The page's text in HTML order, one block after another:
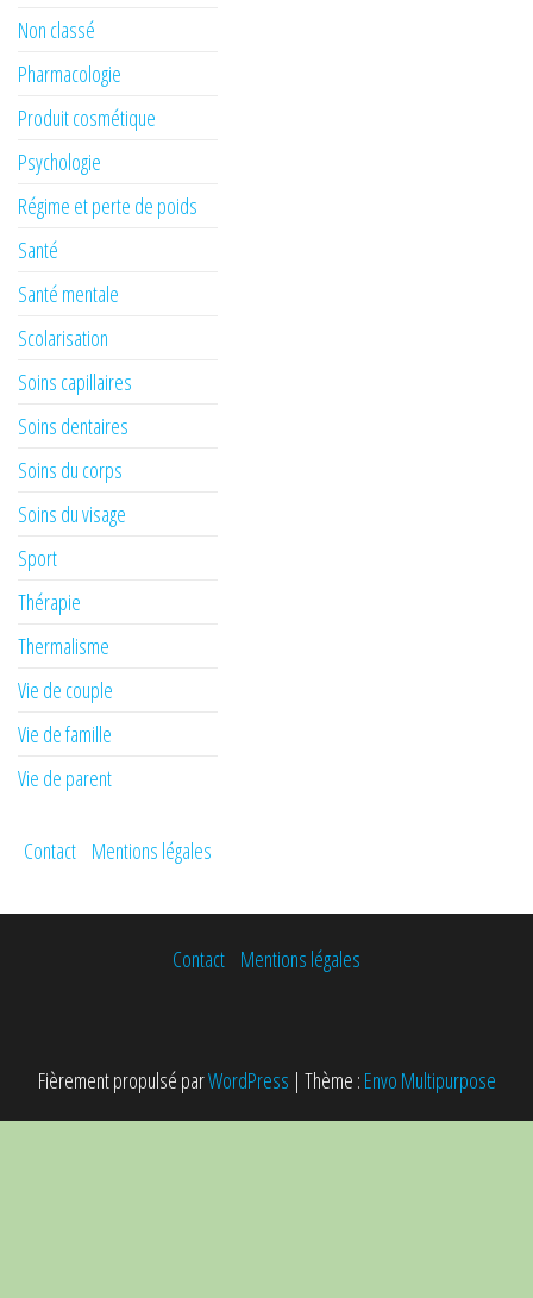
Non classé
Pharmacologie
Produit cosmétique
Psychologie
Régime et perte de poids
Santé
Santé mentale
Scolarisation
Soins capillaires
Soins dentaires
Soins du corps
Soins du visage
Sport
Thérapie
Thermalisme
Vie de couple
Vie de famille
Vie de parent
Contact Mentions légales
Contact Mentions légales
Fièrement propulsé parWordPress | Thème : Envo Multipurpose